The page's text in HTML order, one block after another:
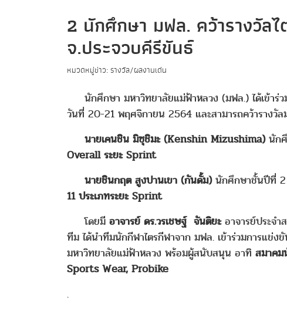
2 นักศึกษา มฟล. คว้ารางวัล
จ.ประจวบคีรีขันธ์
หมวดหมู่ข่าว: รางวัล/ผลงานเด่น
นักศึกษา มหาวิทยาลัยแม่ฟ้าหลวง (มฟล.) ได้เข้าร่ว
วันที่ 20-21 พฤศจิกายน 2564 และสามารถคว้ารางวัล
นายเคนชิน มิซุชิมะ (Kenshin Mizushima)นักศึ
Overall ระยะ Sprint
นายชินกฤต สูงปานเขา (กันดั้ม)นักศึกษาชั้นปีที่ 2
11 ประเภทระยะ Sprint
โดยมี อาจารย์ ดร.วรเชษฐ์ จันติยะอาจารย์ประจ
ทีม ได้นำทีมนักกีฬาไตรกีฬาจาก มฟล. เข้าร่วมการแข่
มหาวิทยาลัยแม่ฟ้าหลวง พร้อมผู้สนับสนุน อาทิ สมาค
Sports Wear, Probike
.